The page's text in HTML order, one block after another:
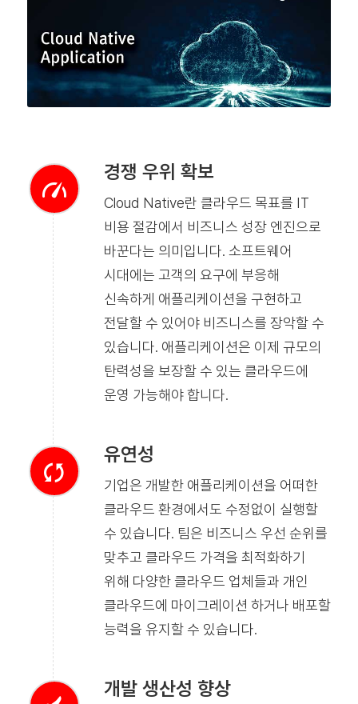
경쟁 우위 확보
Cloud Native란 클라우드 목표를 IT
비용 절감에서 비즈니스 성장 엔진으로
바꾼다는 의미입니다. 소프트웨어
시대에는 고객의 요구에 부응해
신속하게 애플리케이션을 구현하고
전달할 수 있어야 비즈니스를 장악할 수
있습니다. 애플리케이션은 이제 규모의
탄력성을 보장할 수 있는 클라우드에
운영 가능해야 합니다.
유연성
기업은 개발한 애플리케이션을 어떠한
클라우드 환경에서도 수정없이 실행할
수 있습니다. 팀은 비즈니스 우선 순위를
맞추고 클라우드 가격을 최적화하기
위해 다양한 클라우드 업체들과 개인
클라우드에 마이그레이션 하거나 배포할
능력을 유지할 수 있습니다.
개발 생산성 향상